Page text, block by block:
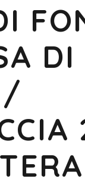
DI
/